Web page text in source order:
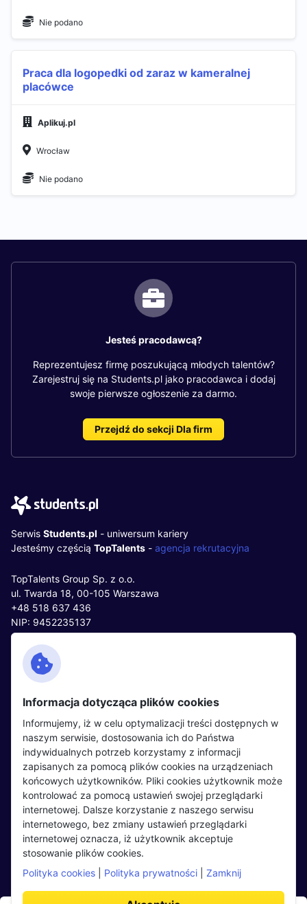
Nie podano
Praca dla logopedki od zaraz w kameralnej
placówce
Aplikuj.pl
Wrocław
Nie podano
Jesteś pracodawcą?
Reprezentujesz firmę poszukującą młodych talentów?
Zarejestruj się na Students.pl jako pracodawca i dodaj
swoje pierwsze ogłoszenie za darmo.
Przejdź do sekcji Dla firm
Serwis Students.pl - uniwersum kariery
Jesteśmy częścią TopTalents - agencja rekrutacyjna
TopTalents Group Sp. z o.o.
ul. Twarda 18, 00-105 Warszawa
+48 518 637 436
NIP: 9452235137
Kontakt
Facebook
Twitter
LinkedIn
Partnerzy
Wydarzenia
Kandydaci
Regulamin kandydata
Oferty pracy
Pracodawcy
Opinie o pracodawcach
Blog
Pracodawcy
Regulamin pracodawcy
Dodaj ogłoszenie
Informacja dotycząca plików cookies
Informujemy, iż w celu optymalizacji treści dostępnych w
naszym serwisie, dostosowania ich do Państwa
indywidualnych potrzeb korzystamy z informacji
zapisanych za pomocą plików cookies na urządzeniach
końcowych użytkowników. Pliki cookies użytkownik może
kontrolować za pomocą ustawień swojej przeglądarki
internetowej. Dalsze korzystanie z naszego serwisu
internetowego, bez zmiany ustawień przeglądarki
internetowej oznacza, iż użytkownik akceptuje
stosowanie plików cookies.
Polityka cookies
Polityka prywatności Zamknij